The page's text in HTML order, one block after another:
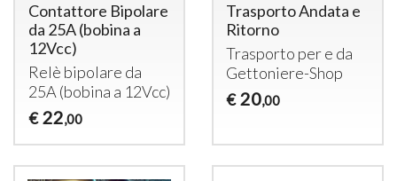
Contattore Bipolare
da 25A (bobina a
12Vcc)
Relè bipolare da
25A (bobina a 12Vcc)
€ 22,00
Trasporto Andata e
Ritorno
Trasporto per e da
Gettoniere-Shop
€ 20,00